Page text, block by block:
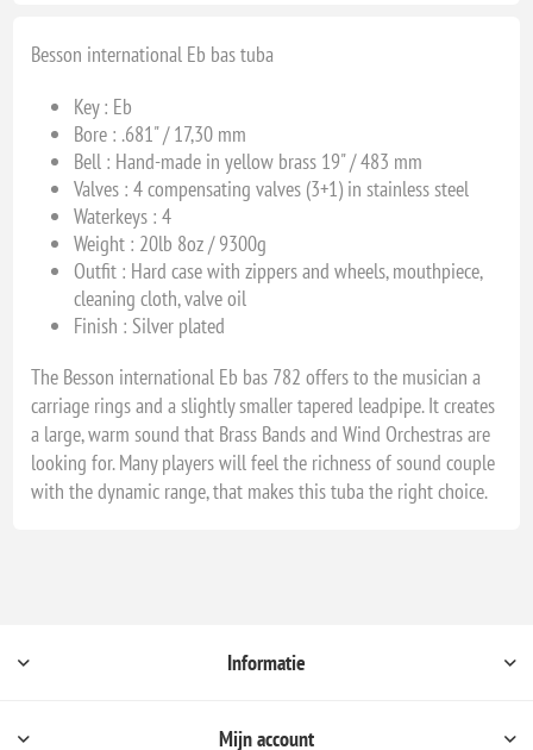
Besson international Eb bas tuba
Key : Eb
Bore : .681" / 17,30 mm
Bell : Hand-made in yellow brass 19" / 483 mm
Valves : 4 compensating valves (3+1) in stainless steel
Waterkeys : 4
Weight : 20lb 8oz / 9300g
Outfit : Hard case with zippers and wheels, mouthpiece,
cleaning cloth, valve oil
Finish : Silver plated
The Besson international Eb bas 782 offers to the musician a
carriage rings and a slightly smaller tapered leadpipe. It creates
a large, warm sound that Brass Bands and Wind Orchestras are
looking for. Many players will feel the richness of sound couple
with the dynamic range, that makes this tuba the right choice.
Informatie
Mijn account